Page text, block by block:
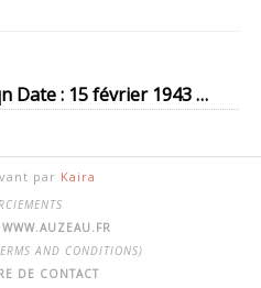
Date : 15 février 1943 …
par Kaira
AND CONDITIONS)
DE CONTACT